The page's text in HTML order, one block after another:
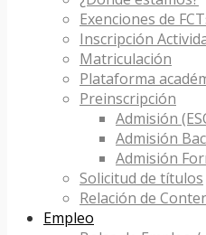
Exenciones de
Inscripción
Matriculación
Plataforma
Preinscripción
Admisión
Admisión
Admisión
Solicitud de títulos
Relación de
Empleo